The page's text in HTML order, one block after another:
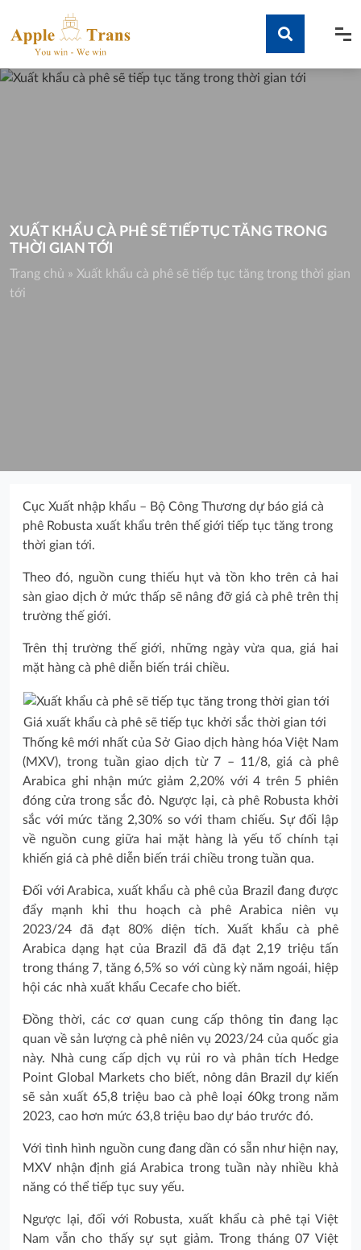
content
Tìm kiếm
XUẤT KHẨU CÀ PHÊ SẼ TIẾP TỤC TĂNG TRONG
THỜI GIAN TỚI
Trang chủ » Xuất khẩu cà phê sẽ tiếp tục tăng trong thời gian
tới
Cục Xuất nhập khẩu – Bộ Công Thương dự báo giá cà
phê Robusta xuất khẩu trên thế giới tiếp tục tăng trong
thời gian tới.
Theo đó, nguồn cung thiếu hụt và tồn kho trên cả hai
sàn giao dịch ở mức thấp sẽ nâng đỡ giá cà phê trên thị
trường thế giới.
Trên thị trường thế giới, những ngày vừa qua, giá hai
mặt hàng cà phê diễn biến trái chiều.
Giá xuất khẩu cà phê sẽ tiếp tục khởi sắc thời gian tới
Thống kê mới nhất của Sở Giao dịch hàng hóa Việt Nam
(MXV), trong tuần giao dịch từ 7 – 11/8, giá cà phê
Arabica ghi nhận mức giảm 2,20% với 4 trên 5 phiên
đóng cửa trong sắc đỏ. Ngược lại, cà phê Robusta khởi
sắc với mức tăng 2,30% so với tham chiếu. Sự đối lập
về nguồn cung giữa hai mặt hàng là yếu tố chính tại
khiến giá cà phê diễn biến trái chiều trong tuần qua.
Đối với Arabica, xuất khẩu cà phê của Brazil đang được
đẩy mạnh khi thu hoạch cà phê Arabica niên vụ
2023/24 đã đạt 80% diện tích. Xuất khẩu cà phê
Arabica dạng hạt của Brazil đã đã đạt 2,19 triệu tấn
trong tháng 7, tăng 6,5% so với cùng kỳ năm ngoái, hiệp
hội các nhà xuất khẩu Cecafe cho biết.
Đồng thời, các cơ quan cung cấp thông tin đang lạc
quan về sản lượng cà phê niên vụ 2023/24 của quốc gia
này. Nhà cung cấp dịch vụ rủi ro và phân tích Hedge
Point Global Markets cho biết, nông dân Brazil dự kiến
sẽ sản xuất 65,8 triệu bao cà phê loại 60kg trong năm
2023, cao hơn mức 63,8 triệu bao dự báo trước đó.
Với tình hình nguồn cung đang dần có sẵn như hiện nay,
MXV nhận định giá Arabica trong tuần này nhiều khả
năng có thể tiếp tục suy yếu.
Ngược lại, đối với Robusta, xuất khẩu cà phê tại Việt
Nam vẫn cho thấy sự sụt giảm. Trong tháng 07 Việt